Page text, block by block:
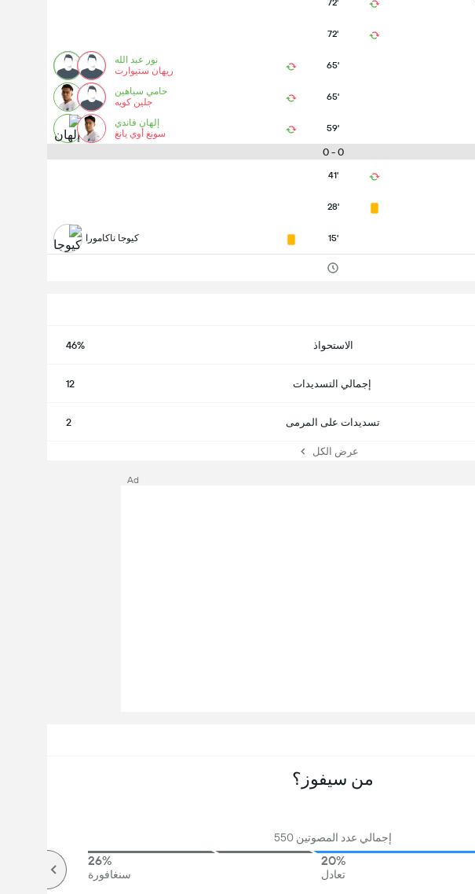
72'
72'
65'
نور عبد الله
ريهان ستيوارت
65'
حامي سياهين
جلين كويه
59'
إلهان فاندي
سونغ أوي يانغ
0 - 0
41'
28'
15' كيوجا ناكامورا
الاستحواذ 46%
إجمالي التسديدات 12
تسديدات على المرمى 2
عرض الكل
من سيفوز؟
إجمالي عدد المصوتين 550
20%
تعادل
26%
سنغافورة
Ad